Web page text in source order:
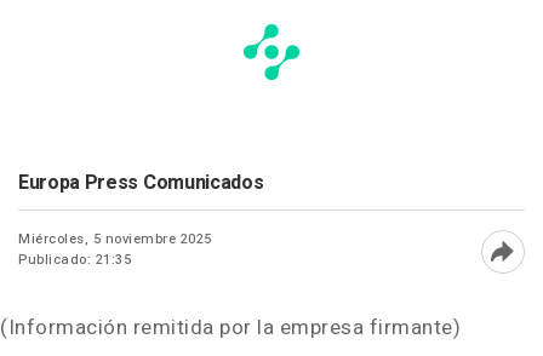
Europa Press Comunicados
Miércoles, 5 noviembre 2025
Publicado: 21:35
(Información remitida por la empresa firmante)